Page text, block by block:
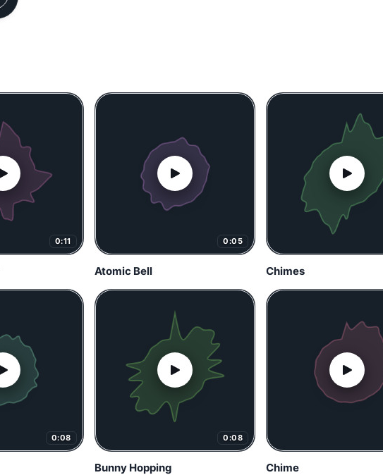
0:11 0:05
Atomic Bell Chimes
0:08 0:08
Bunny Hopping Chime